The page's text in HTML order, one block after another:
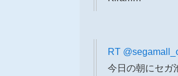
RT
今日の朝にセガ